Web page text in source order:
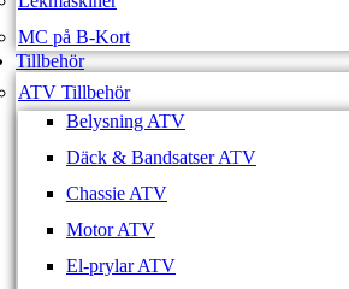
MC på B-Kort
Tillbehör
ATV Tillbehör
Belysning ATV
Däck & Bandsatser ATV
Chassie ATV
Motor ATV
El-prylar ATV